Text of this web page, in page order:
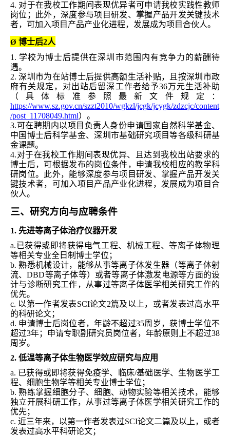
4. 对于在我校工作期间表现优异者可申请我校实践性教师
岗位；此外，深度参与项目研发、掌握产品开发关键技术
者，可加入项目产品产业化进程，发展成为项目合伙人。
Ø 博士后2人
1. 学校为博士后提供在深圳市范围内有竞争力的薪酬待
遇。
2.深圳市为在站博士后提供高额生活补贴，且按深圳市政
府有关规定，对出站后留深工作者给予36万元生活补助
（具体标准参照最新文件规定：
https://www.sz.gov.cn/szzt2010/wgkzl/jcgk/jcygk/zdzcjc/content
/post_11708049.html）。
3.可在聘期内以项目负责人身份申请国家自然科学基金、
中国博士后科学基金、深圳市基础研究项目等各级科研基
金课题。
4.对于在我校工作期间表现优异、且达到我校出站要求的
博士后，可根据发布的岗位条件，申请我校相应的教学科
研岗位。此外，能够深度参与项目研发、掌握产品开发关
键技术者，可加入项目产品产业化进程，发展成为项目合
伙人。
三、研究方向与应聘条件
1. 先进等离子体治疗仪器开发
a.已获得或即将获得电气工程、机械工程、等离子体物理
等相关专业全日制博士学位；
b.熟悉机械设计，能够从事等离子体发生器（等离子体射
流、DBD等离子体等）或者等离子体激发电源等方面的设
计与诊断研究工作，从事过等离子体医学相关研究工作的
优先。
c. 以第一作者发表SCI论文2篇及以上，或者发表过高水平
的科研论文；
d. 申请博士后岗位者，年龄不超过35周岁，获博士学位不
超过3年；申请专职副研究员岗位者，年龄原则上不超过38
周岁。
2. 低温等离子体生物医学效应研究与应用
a. 已获得或即将获得免疫学、临床/基础医学、生物医学工
程、细胞生物学等相关专业博士学位；
b.熟练掌握细胞分子、细胞、动物实验等相关技术，能够
独立开展科研工作，从事过等离子体医学相关研究工作的
优先；
c. 近三年来，以第一作者发表过SCI论文二篇及以上，或者
发表过高水平科研论文；